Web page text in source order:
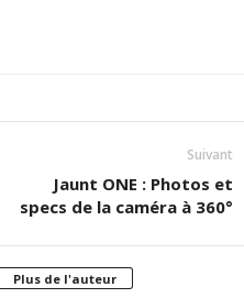
Suivant
Jaunt ONE : Photos et
specs de la caméra à 360°
Plus de l'auteur